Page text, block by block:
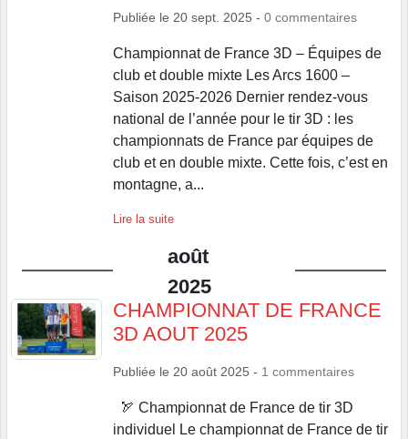
Publiée le 20 sept. 2025 - 0 commentaires
Championnat de France 3D – Équipes de
club et double mixte Les Arcs 1600 –
Saison 2025-2026 Dernier rendez-vous
national de l’année pour le tir 3D : les
championnats de France par équipes de
club et en double mixte. Cette fois, c’est en
montagne, a...
Lire la suite
août
2025
CHAMPIONNAT DE FRANCE
3D AOUT 2025
Publiée le 20 août 2025 - 1 commentaires
🏹 Championnat de France de tir 3D
individuel Le championnat de France de tir